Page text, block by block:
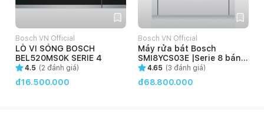
Bosch VN Official
LÒ VI SÓNG BOSCH
BEL520MS0K SERIE 4
4.5 (2 đánh giá)
đ16.500.000
Bosch VN Official
Máy rửa bát Bosch
SMI8YCS03E |Serie 8 bán
âm4.65 (3 đánh giá)
đ68.800.000